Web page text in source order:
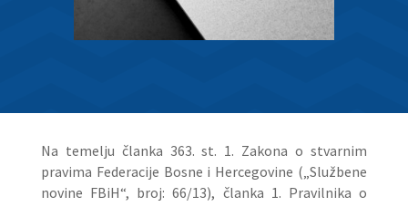
Na temelju članka 363. st. 1. Zakona o stvarnim
pravima Federacije Bosne i Hercegovine („Službene
novine FBiH“, broj: 66/13), članka 1. Pravilnika o